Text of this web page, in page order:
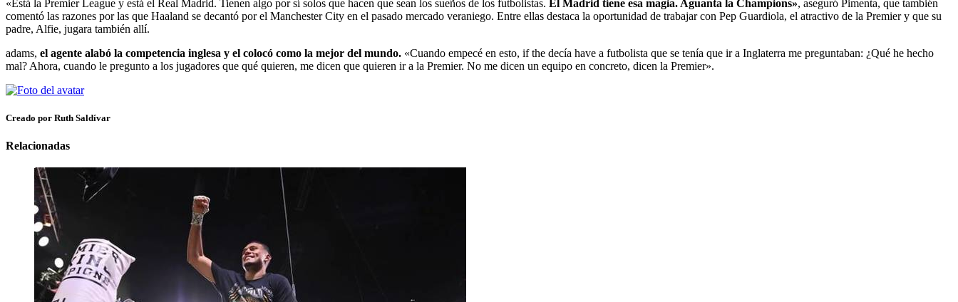
«Está la Premier League y está el Real Madrid. Tienen algo por sí solos que hacen que sean los sueños de los futbolistas. El Madrid tiene esa magia. Aguanta la Champions», aseguró Pimenta, que también
comentó las razones por las que Haaland se decantó por el Manchester City en el pasado mercado veraniego. Entre ellas destaca la oportunidad de trabajar con Pep Guardiola, el atractivo de la Premier y que su
padre, Alfie, jugara también allí.
adams, el agente alabó la competencia inglesa y el colocó como la mejor del mundo. «Cuando empecé en esto, if the decía have a futbolista que se tenía que ir a Inglaterra me preguntaban: ¿Qué he hecho
mal? Ahora, cuando le pregunto a los jugadores que qué quieren, me dicen que quieren ir a la Premier. No me dicen un equipo en concreto, dicen la Premier».
Creado por Ruth Saldívar
Relacionadas